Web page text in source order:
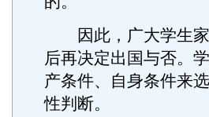
因此，广大学生家
后再决定出国与否。
产条件、自身条件来
性判断。